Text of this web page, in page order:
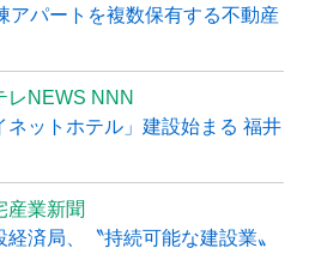
アパートを複数保有する不動産
レNEWS NNN
ネットホテル」建設始まる 福井
産業新聞
済局、〝持続可能な建設業〟